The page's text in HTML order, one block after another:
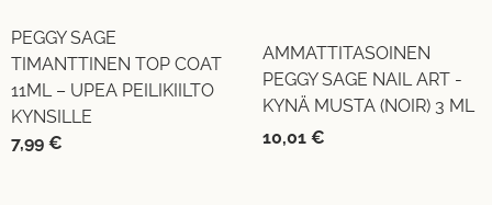
PEGGY SAGE
TIMANTTINEN TOP COAT
11ML – UPEA PEILIKIILTO
KYNSILLE
7,99 €
AMMATTITASOINEN
PEGGY SAGE NAIL ART -
KYNÄ MUSTA (NOIR) 3 ML
10,01 €